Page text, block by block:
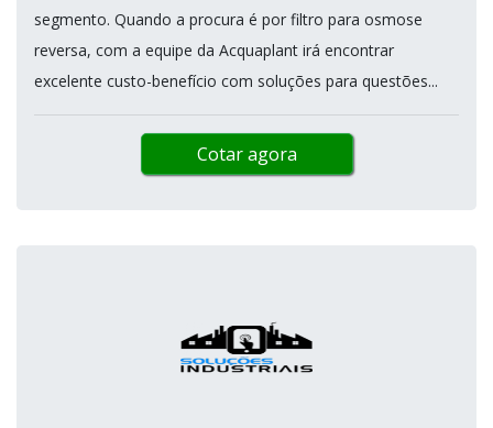
segmento. Quando a procura é por filtro para osmose
reversa, com a equipe da Acquaplant irá encontrar
excelente custo-benefício com soluções para questões...
Cotar agora